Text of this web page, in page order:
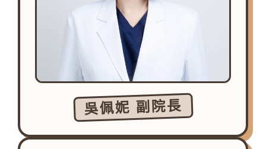
吳佩妮 副院長